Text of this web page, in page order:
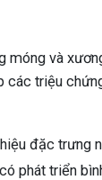
móng và
các triệu
đặc trưng
phát triển